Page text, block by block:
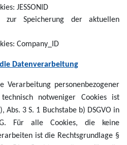
JESSONID
zur Speicherung der aktuellen
Company_ID
Datenverarbeitung
Verarbeitung personenbezogener
notweniger Cookies ist
Abs. 3 S. 1 Buchstabe b) DSGVO in
Für alle Cookies, die keine
ist die Rechtsgrundlage §